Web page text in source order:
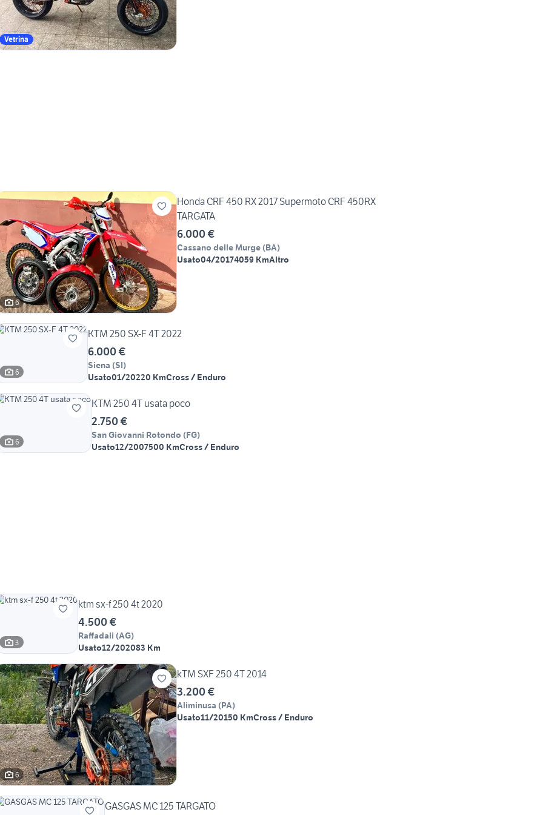
Vetrina
6
Honda CRF 450 RX 2017 Supermoto CRF 450RX
TARGATA
6.000 €
Cassano delle Murge (BA)
Usato04/20174059 KmAltro
6
KTM 250 SX-F 4T 2022
6.000 €
Siena (SI)
Usato01/20220 KmCross / Enduro
6
KTM 250 4T usata poco
2.750 €
San Giovanni Rotondo (FG)
Usato12/2007500 KmCross / Enduro
3
ktm sx-f 250 4t 2020
4.500 €
Raffadali (AG)
Usato12/202083 Km
6
kTM SXF 250 4T 2014
3.200 €
Aliminusa (PA)
Usato11/20150 KmCross / Enduro
GASGAS MC 125 TARGATO